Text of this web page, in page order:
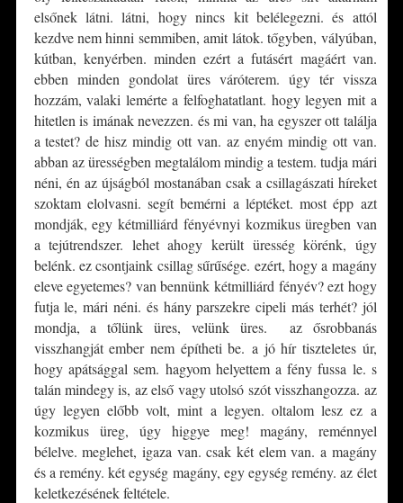
elsőnek látni. látni, hogy nincs kit belélegezni. és attól
kezdve nem hinni semmiben, amit látok. tőgyben, vályúban,
kútban, kenyérben. minden ezért a futásért magáért van.
ebben minden gondolat üres váróterem. úgy tér vissza
hozzám, valaki lemérte a felfoghatatlant. hogy legyen mit a
hitetlen is imának nevezzen. és mi van, ha egyszer ott találja
a testet? de hisz mindig ott van. az enyém mindig ott van.
abban az ürességben megtalálom mindig a testem. tudja mári
néni, én az újságból mostanában csak a csillagászati híreket
szoktam elolvasni. segít bemérni a léptéket. most épp azt
mondják, egy kétmilliárd fényévnyi kozmikus üregben van
a tejútrendszer. lehet ahogy került üresség körénk, úgy
belénk. ez csontjaink csillag sűrűsége. ezért, hogy a magány
eleve egyetemes? van bennünk kétmilliárd fényév? ezt hogy
futja le, mári néni. és hány parszekre cipeli más terhét? jól
mondja, a tőlünk üres, velünk üres. az ősrobbanás
visszhangját ember nem építheti be. a jó hír tiszteletes úr,
hogy apátsággal sem. hagyom helyettem a fény fussa le. s
talán mindegy is, az első vagy utolsó szót visszhangozza. az
úgy legyen előbb volt, mint a legyen. oltalom lesz ez a
kozmikus üreg, úgy higgye meg! magány, reménnyel
bélelve. meglehet, igaza van. csak két elem van. a magány
és a remény. két egység magány, egy egység remény. az élet
keletkezésének feltétele.